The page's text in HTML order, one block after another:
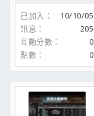
已加入
10/10/05
訊息
205
互動分數
0
點數
0